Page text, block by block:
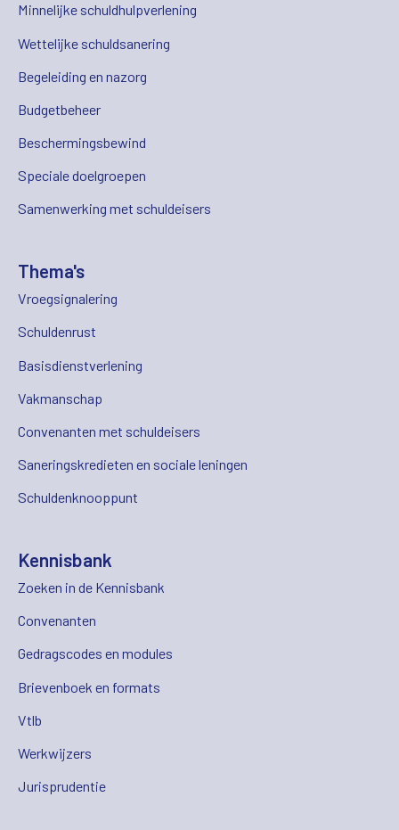
Minnelijke schuldhulpverlening
Wettelijke schuldsanering
Begeleiding en nazorg
Budgetbeheer
Beschermingsbewind
Speciale doelgroepen
Samenwerking met schuldeisers
Thema's
Vroegsignalering
Schuldenrust
Basisdienstverlening
Vakmanschap
Convenanten met schuldeisers
Saneringskredieten en sociale leningen
Schuldenknooppunt
Kennisbank
Zoeken in de Kennisbank
Convenanten
Gedragscodes en modules
Brievenboek en formats
Vtlb
Werkwijzers
Jurisprudentie